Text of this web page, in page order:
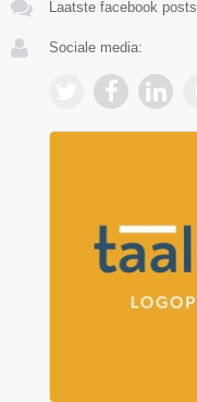
Laatste facebook posts
Sociale media: